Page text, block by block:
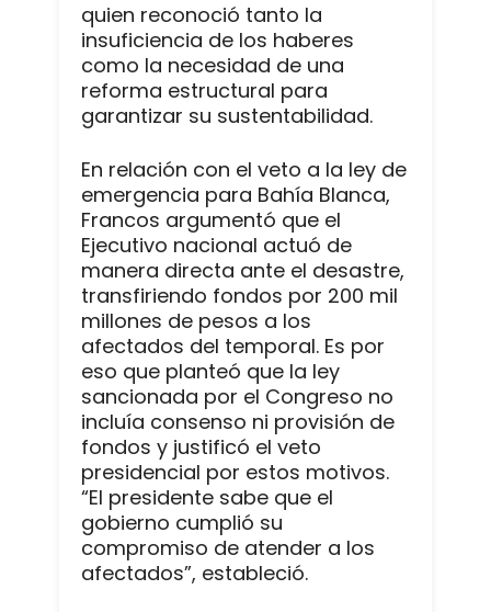
quien reconoció tanto la
insuficiencia de los haberes
como la necesidad de una
reforma estructural para
garantizar su sustentabilidad.
En relación con el veto a la ley de
emergencia para Bahía Blanca,
Francos argumentó que el
Ejecutivo nacional actuó de
manera directa ante el desastre,
transfiriendo fondos por 200 mil
millones de pesos a los
afectados del temporal. Es por
eso que planteó que la ley
sancionada por el Congreso no
incluía consenso ni provisión de
fondos y justificó el veto
presidencial por estos motivos.
“El presidente sabe que el
gobierno cumplió su
compromiso de atender a los
afectados”, estableció.